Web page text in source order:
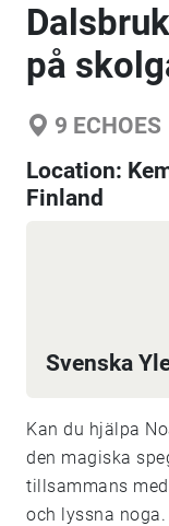
på
9 ECHOES
Location:
Finland
Svenska
Kan du hjälpa
den magiska
tillsammans
och lyssna